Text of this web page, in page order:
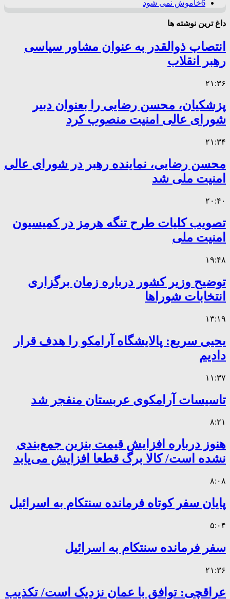
6خاموش نمی شود
داغ ترین نوشته ها
انتصاب ذوالقدر به عنوان مشاور سیاسی
رهبر انقلاب
۲۱:۳۶
پزشکیان، محسن رضایی را بعنوان دبیر
شورای عالی امنیت منصوب کرد
۲۱:۳۴
محسن رضایی، نماینده رهبر در شورای عالی
امنیت ملی شد
۲۰:۴۰
تصویب کلیات طرح تنگه هرمز در کمیسیون
امنیت ملی
۱۹:۴۸
توضیح وزیر کشور درباره زمان برگزاری
انتخابات شوراها
۱۳:۱۹
یحیی سریع: پالایشگاه آرامکو را هدف قرار
دادیم
۱۱:۳۷
تاسیسات آرامکوی عربستان منفجر شد
۸:۲۱
هنوز درباره افزایش قیمت بنزین جمع‌بندی
نشده است/ کالا برگ قطعا افزایش می‌یابد
۸:۰۸
پایان سفر کوتاه فرمانده سنتکام به اسرائیل
۵:۰۴
سفر فرمانده سنتکام به اسرائیل
۲۱:۳۶
عراقچی: توافق با عمان نزدیک است/ تکذیب